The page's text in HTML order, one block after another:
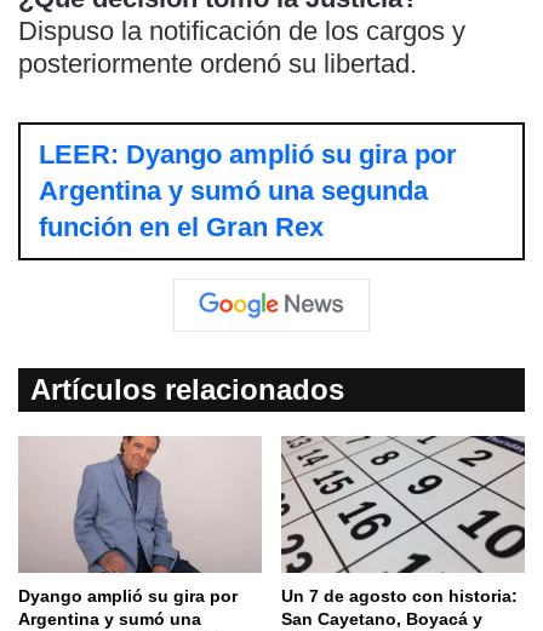
Dispuso la notificación de los cargos y
posteriormente ordenó su libertad.
LEER: Dyango amplió su gira por
Argentina y sumó una segunda
función en el Gran Rex
Artículos relacionados
Dyango amplió su gira por
Argentina y sumó una
Un 7 de agosto con historia:
San Cayetano, Boyacá y